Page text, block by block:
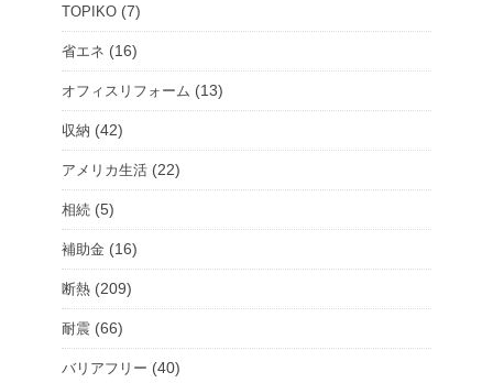
ー
を
選
択
TOPIKO (7)
省エネ (16)
オフィスリフォーム (13)
収納 (42)
アメリカ生活 (22)
相続 (5)
補助金 (16)
断熱 (209)
耐震 (66)
バリアフリー (40)